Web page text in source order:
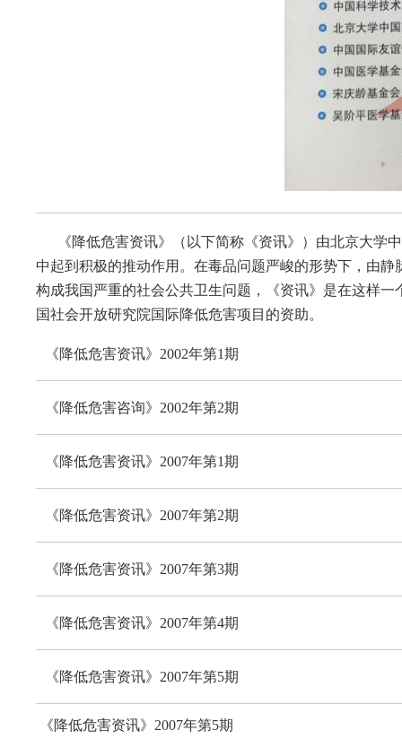
《降低危害资讯》（以下简称《资讯》）由北京大学
中起到积极的推动作用。在毒品问题严峻的形势下，由
构成我国严重的社会公共卫生问题，《资讯》是在这样
国社会开放研究院国际降低危害项目的资助。
《降低危害资讯》2002年第1期
《降低危害咨询》2002年第2期
《降低危害资讯》2007年第1期
《降低危害资讯》2007年第2期
《降低危害资讯》2007年第3期
《降低危害资讯》2007年第4期
《降低危害资讯》2007年第5期
《降低危害资讯》2007年第5期